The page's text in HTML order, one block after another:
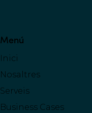
Menú
Inici
Nosaltres
Serveis
Business Cases